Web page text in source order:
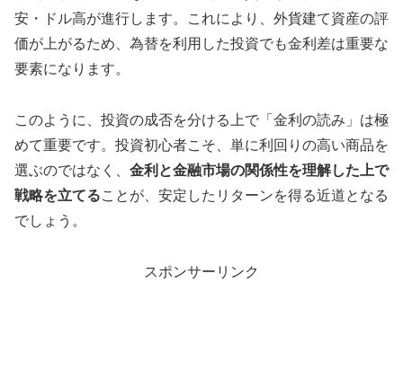
安・ドル高が進行します。これにより、外貨建て資産の評
価が上がるため、為替を利用した投資でも金利差は重要な
要素になります。
このように、投資の成否を分ける上で「金利の読み」は極
めて重要です。投資初心者こそ、単に利回りの高い商品を
選ぶのではなく、 金利と金融市場の関係性を理解した上で
戦略を立てることが、安定したリターンを得る近道となる
でしょう。
スポンサーリンク